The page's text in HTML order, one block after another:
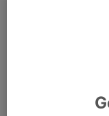
Start Herr + Dam:
Mål: Heden,
Anmälan https://